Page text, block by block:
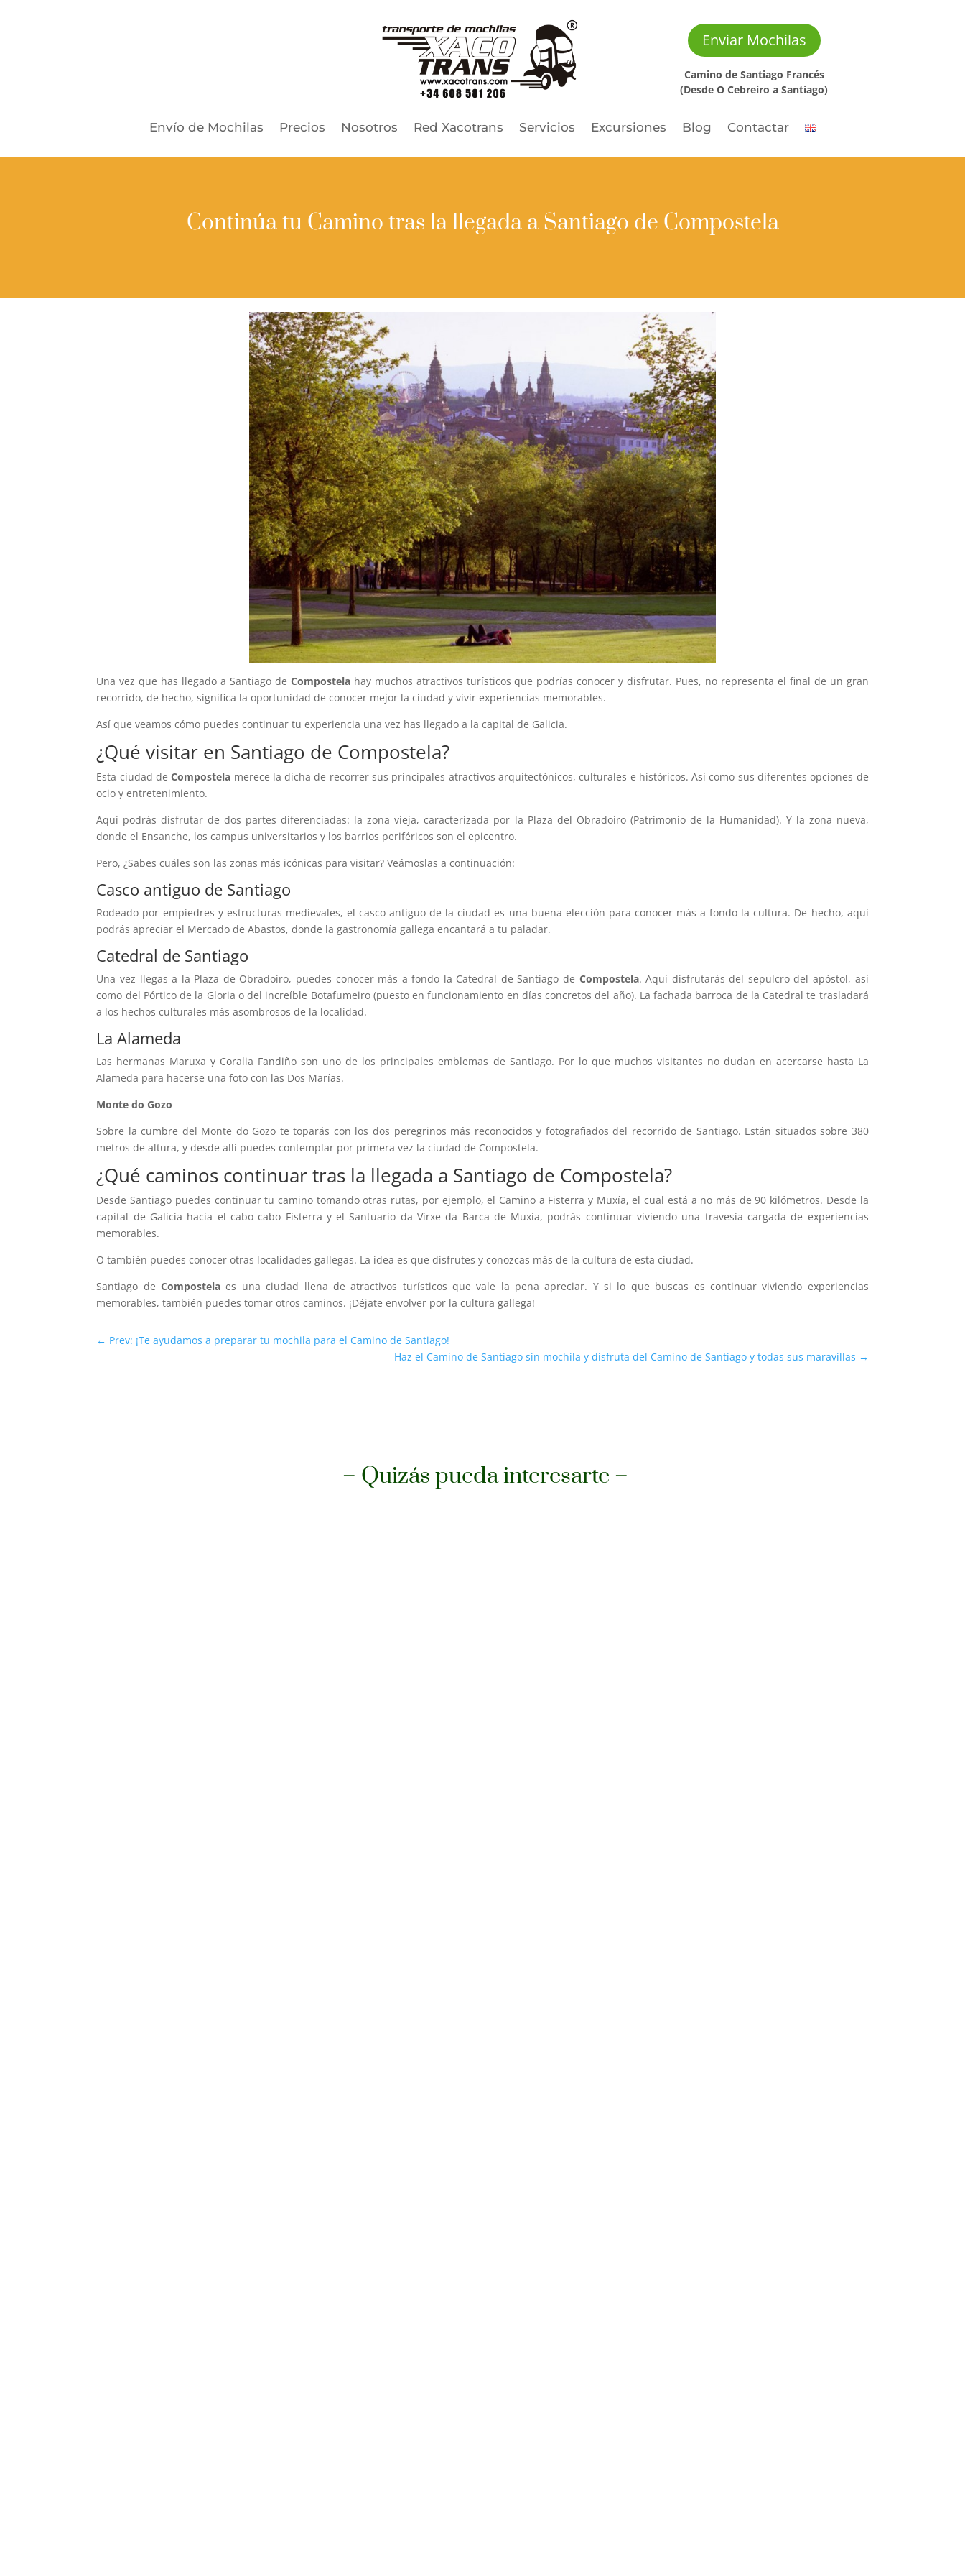
Enviar Mochilas
Camino de Santiago Francés
(Desde O Cebreiro a Santiago)
Envío de Mochilas Precios Nosotros Red Xacotrans Servicios Excursiones Blog Contactar
Continúa tu Camino tras la llegada a Santiago de Compostela
Una vez que has llegado a Santiago de Compostela hay muchos atractivos turísticos que podrías conocer y disfrutar. Pues, no representa el final de un gran
recorrido, de hecho, significa la oportunidad de conocer mejor la ciudad y vivir experiencias memorables.
Así que veamos cómo puedes continuar tu experiencia una vez has llegado a la capital de Galicia.
¿Qué visitar en Santiago de Compostela?
Esta ciudad deCompostela merece la dicha de recorrer sus principales atractivos arquitectónicos, culturales e históricos. Así como sus diferentes opciones de
ocio y entretenimiento.
Aquí podrás disfrutar de dos partes diferenciadas: la zona vieja, caracterizada por la Plaza del Obradoiro (Patrimonio de la Humanidad). Y la zona nueva,
donde el Ensanche, los campus universitarios y los barrios periféricos son el epicentro.
Pero, ¿Sabes cuáles son las zonas más icónicas para visitar? Veámoslas a continuación:
Casco antiguo de Santiago
Rodeado por empiedres y estructuras medievales, el casco antiguo de la ciudad es una buena elección para conocer más a fondo la cultura. De hecho, aquí
podrás apreciar el Mercado de Abastos, donde la gastronomía gallega encantará a tu paladar.
Catedral de Santiago
Una vez llegas a la Plaza de Obradoiro, puedes conocer más a fondo la Catedral de Santiago de Compostela. Aquí disfrutarás del sepulcro del apóstol, así
como del Pórtico de la Gloria o del increíble Botafumeiro (puesto en funcionamiento en días concretos del año). La fachada barroca de la Catedral te trasladará
a los hechos culturales más asombrosos de la localidad.
La Alameda
Las hermanas Maruxa y Coralia Fandiño son uno de los principales emblemas de Santiago. Por lo que muchos visitantes no dudan en acercarse hasta La
Alameda para hacerse una foto con las Dos Marías.
Monte do Gozo
Sobre la cumbre del Monte do Gozo te toparás con los dos peregrinos más reconocidos y fotografiados del recorrido de Santiago. Están situados sobre 380
metros de altura, y desde allí puedes contemplar por primera vez la ciudad de Compostela.
¿Qué caminos continuar tras la llegada a Santiago de Compostela?
Desde Santiago puedes continuar tu camino tomando otras rutas, por ejemplo, el Camino a Fisterra y Muxía, el cual está a no más de 90 kilómetros. Desde la
capital de Galicia hacia el cabo cabo Fisterra y el Santuario da Virxe da Barca de Muxía, podrás continuar viviendo una travesía cargada de experiencias
memorables.
O también puedes conocer otras localidades gallegas. La idea es que disfrutes y conozcas más de la cultura de esta ciudad.
Santiago deCompostelaes una ciudad llena de atractivos turísticos que vale la pena apreciar. Y si lo que buscas es continuar viviendo experiencias
memorables, también puedes tomar otros caminos. ¡Déjate envolver por la cultura gallega!
← Prev: ¡Te ayudamos a preparar tu mochila para el Camino de Santiago!
Haz el Camino de Santiago sin mochila y disfruta del Camino de Santiago y todas sus maravillas →
– Quizás pueda interesarte –